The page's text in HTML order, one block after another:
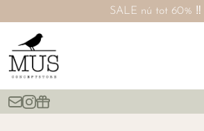
SALE nú tot 60% ‼️